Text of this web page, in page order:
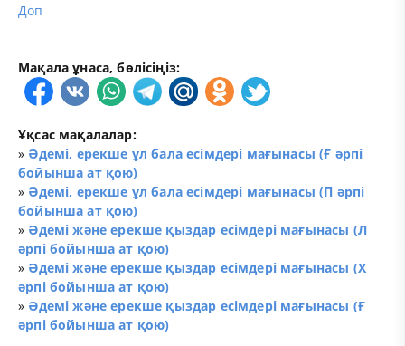
Доп
Мақала ұнаса, бөлісіңіз:
Ұқсас мақалалар:
» Әдемі, ерекше ұл бала есімдері мағынасы (Ғ әрпі
бойынша ат қою)
» Әдемі, ерекше ұл бала есімдері мағынасы (П әрпі
бойынша ат қою)
» Әдемі және ерекше қыздар есімдері мағынасы (Л
әрпі бойынша ат қою)
» Әдемі және ерекше қыздар есімдері мағынасы (Х
әрпі бойынша ат қою)
» Әдемі және ерекше қыздар есімдері мағынасы (Ғ
әрпі бойынша ат қою)